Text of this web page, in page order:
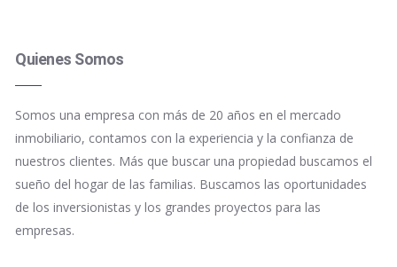
Quienes Somos
Somos una empresa con más de 20 años en el mercado
inmobiliario, contamos con la experiencia y la confianza de
nuestros clientes. Más que buscar una propiedad buscamos el
sueño del hogar de las familias. Buscamos las oportunidades
de los inversionistas y los grandes proyectos para las
empresas.